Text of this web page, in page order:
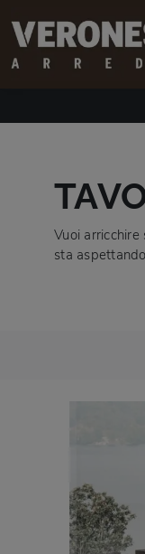
Vuoi
sta